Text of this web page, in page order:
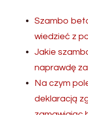
Szambo
wiedzieć z
Jakie
naprawdę
Na czym
deklaracją